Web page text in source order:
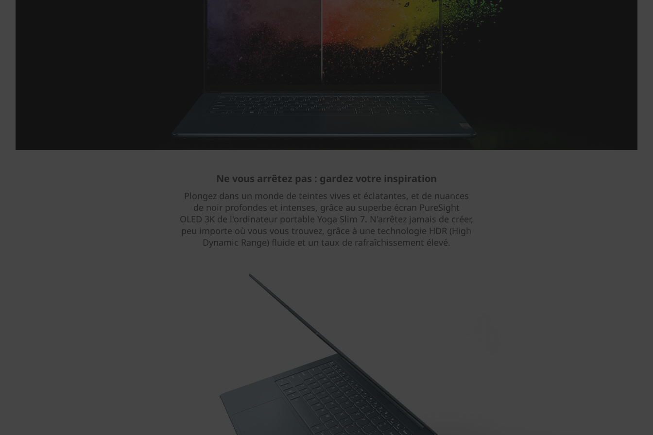
Ne vous arrêtez pas : gardez votre inspiration
Plongez dans un monde de teintes vives et éclatantes, et de nuances
de noir profondes et intenses, grâce au superbe écran PureSight
OLED 3K de l'ordinateur portable Yoga Slim 7. N'arrêtez jamais de créer,
peu importe où vous vous trouvez, grâce à une technologie HDR (High
Dynamic Range) fluide et un taux de rafraîchissement élevé.